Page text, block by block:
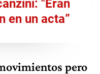
"Eran
en un acta”
pero